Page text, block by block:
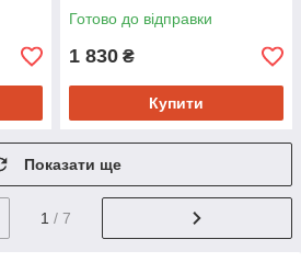
Готово до відправки
1 830 ₴
Купити
Показати ще
1 / 7